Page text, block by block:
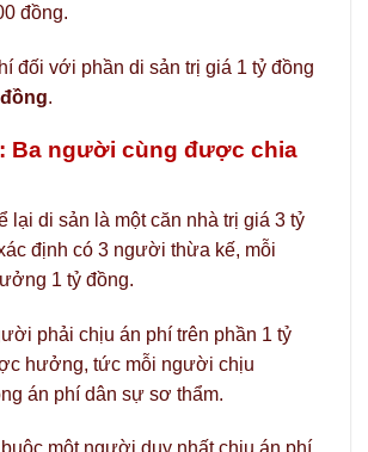
đồng.
đối với phần di sản trị giá 1 tỷ đồng
.
Ba người cùng được chia
lại di sản là một căn nhà trị giá 3 tỷ
định có 3 người thừa kế, mỗi
1 tỷ đồng.
phải chịu án phí trên phần 1 tỷ
hưởng, tức mỗi người chịu
án phí dân sự sơ thẩm.